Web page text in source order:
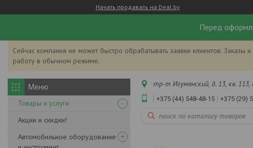
Начать продавать на Deal.by
Перед
Сейчас компания не может быстро обрабатывать заявки клиентов.
работу в обычном режиме.
Товары и услуги
Акции и скидки!
Автомобильное оборудование
тр-т Игуменский, д. 13, кв.
+375 (44) 548-48-15 +375 (29)